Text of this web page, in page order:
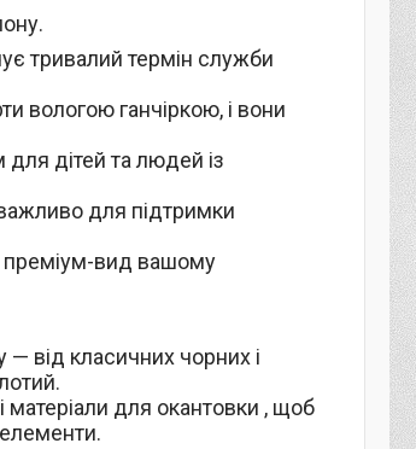
тривалий термін служби
вологою ганчіркою, і вони
для дітей та людей із
для підтримки
преміум-вид вашому
від класичних чорних і
для окантовки , щоб